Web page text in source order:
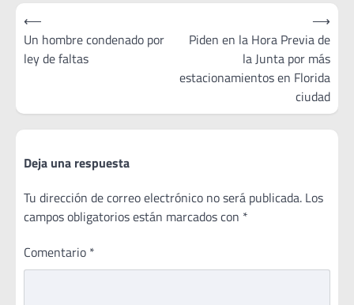
Navegación
de
entradas
⟵
Un hombre condenado por
ley de faltas
Piden en la Hora Previa de
la Junta por más
estacionamientos en Florida
ciudad
⟶
Deja una respuesta
Tu dirección de correo electrónico no será publicada. Los
campos obligatorios están marcados con *
Comentario *